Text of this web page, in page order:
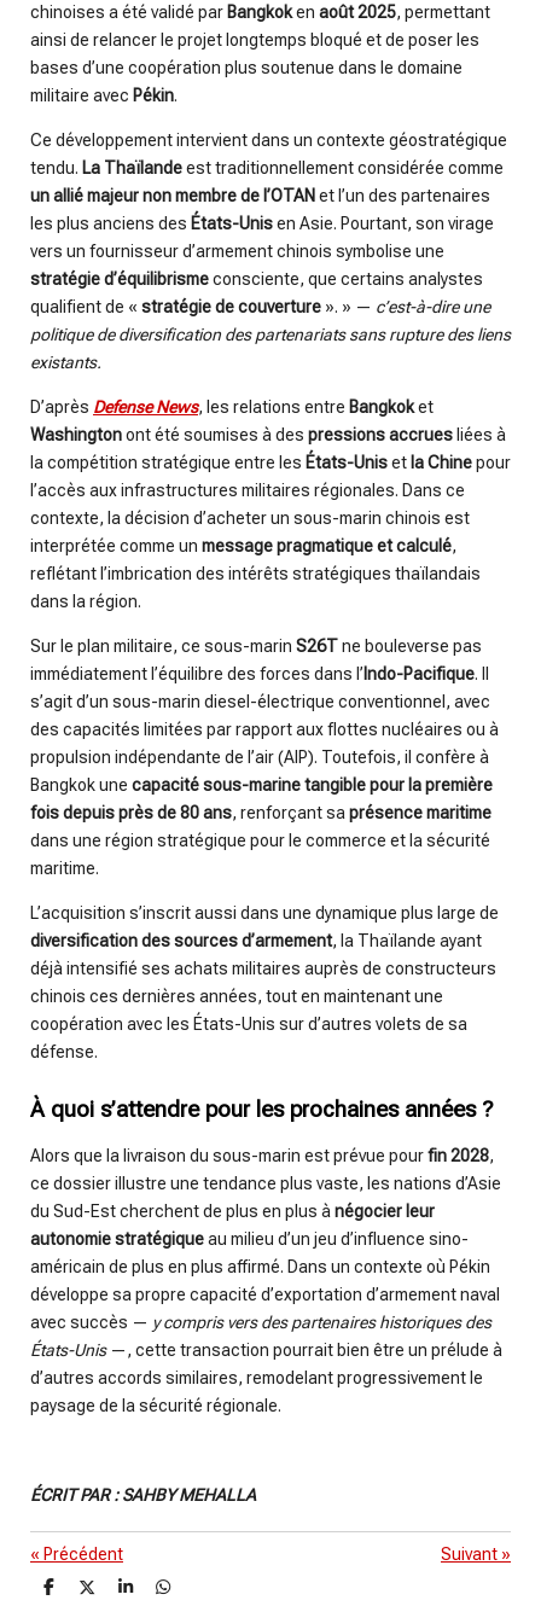
chinoises a été validé par Bangkoken août 2025, permettant
ainsi de relancer le projet longtemps bloqué et de poser les
bases d’une coopération plus soutenue dans le domaine
militaire avec Pékin.
Ce développement intervient dans un contexte géostratégique
tendu. La Thaïlandeest traditionnellement considérée comme
un allié majeur non membre de l’OTAN et l’un des partenaires
les plus anciens des États-Unisen Asie. Pourtant, son virage
vers un fournisseur d’armement chinois symbolise une
stratégie d’équilibrismeconsciente, que certains analystes
qualifient de « stratégie de couverture ». » — c’est-à-dire une
politique de diversification des partenariats sans rupture des liens
existants.
D’après Defense News, les relations entre Bangkoket
Washingtonont été soumises à des pressions accrues liées à
la compétition stratégique entre les États-Uniset laChinepour
l’accès aux infrastructures militaires régionales. Dans ce
contexte, la décision d’acheter un sous-marin chinois est
interprétée comme un message pragmatique et calculé,
reflétant l’imbrication des intérêts stratégiques thaïlandais
dans la région.
Sur le plan militaire, ce sous-marin S26Tne bouleverse pas
immédiatement l’équilibre des forces dans l’ Indo-Pacifique. Il
s’agit d’un sous-marin diesel-électrique conventionnel, avec
des capacités limitées par rapport aux flottes nucléaires ou à
propulsion indépendante de l’air (AIP). Toutefois, il confère à
Bangkok une capacité sous-marine tangible pour la première
fois depuis près de 80 ans, renforçant sa présence maritime
dans une région stratégique pour le commerce et la sécurité
maritime.
L’acquisition s’inscrit aussi dans une dynamique plus large de
diversification des sources d’armement, la Thaïlande ayant
déjà intensifié ses achats militaires auprès de constructeurs
chinois ces dernières années, tout en maintenant une
coopération avec les États-Unis sur d’autres volets de sa
défense.
À quoi s’attendre pour les prochaines années ?
Alors que la livraison du sous-marin est prévue pourfin 2028,
ce dossier illustre une tendance plus vaste, les nations d’Asie
du Sud-Est cherchent de plus en plus à négocier leur
autonomie stratégiqueau milieu d’un jeu d’influence sino-
américain de plus en plus affirmé. Dans un contexte où Pékin
développe sa propre capacité d’exportation d’armement naval
avec succès — y compris vers des partenaires historiques des
États-Unis—, cette transaction pourrait bien être un prélude à
d’autres accords similaires, remodelant progressivement le
paysage de la sécurité régionale.
ÉCRIT PAR : SAHBY MEHALLA
« Précédent Suivant »
P
P
P
P